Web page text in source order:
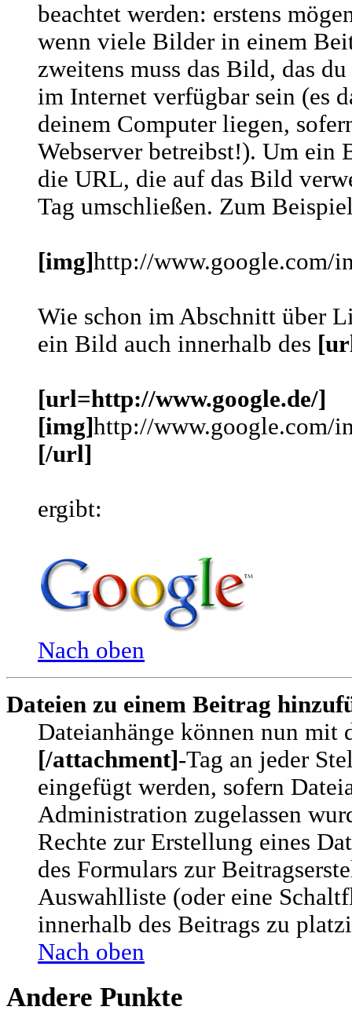
beachtet werden: erstens
wenn viele Bilder in einem
zweitens muss das Bild, das
im Internet verfügbar sein (es
deinem Computer liegen,
Webserver betreibst!). Um ein
die URL, die auf das Bild
Tag umschließen. Zum
[img]http://www.google.com/
Wie schon im Abschnitt über
ein Bild auch innerhalb des
[url=http://www.google.de/]
[img]http://www.google.com/
[/url]
ergibt:
Nach oben
Dateien zu einem Beitrag
Dateianhänge können nun mit
[/attachment]-Tag an jeder
eingefügt werden, sofern
Administration zugelassen
Rechte zur Erstellung eines
des Formulars zur
Auswahlliste (oder eine
innerhalb des Beitrags zu
Nach oben
Andere Punkte